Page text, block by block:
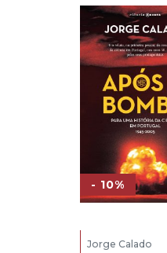
- 10%
Jorge Calado